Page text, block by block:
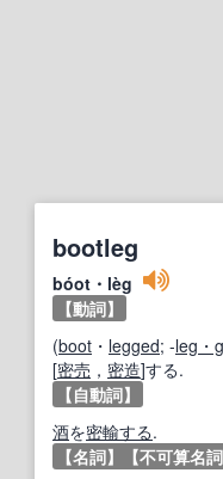
bootleg
bóot・lèg
【動詞】
(boot ・ legged; ‐leg・
[密売 ， 密造]する.
【自動詞】
酒を密輸する.
【名詞】
【不可算名詞